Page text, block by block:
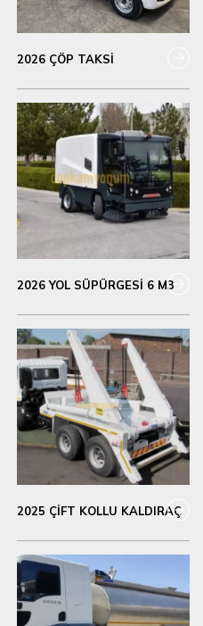
2026 ÇÖP TAKSİ
2026 YOL SÜPÜRGESİ 6 M3
2025 ÇİFT KOLLU KALDIRAÇ